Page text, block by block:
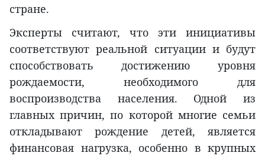
стране.
Эксперты считают, что эти инициативы
соответствуют реальной ситуации и будут
способствовать достижению уровня
рождаемости, необходимого для
воспроизводства населения. Одной из
главных причин, по которой многие семьи
откладывают рождение детей, является
финансовая нагрузка, особенно в крупных